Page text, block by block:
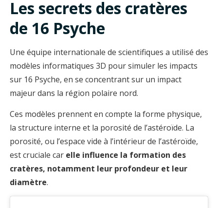
Les secrets des cratères
de 16 Psyche
Une équipe internationale de scientifiques a utilisé des
modèles informatiques 3D pour simuler les impacts
sur 16 Psyche, en se concentrant sur un impact
majeur dans la région polaire nord.
Ces modèles prennent en compte la forme physique,
la structure interne et la porosité de l’astéroïde. La
porosité, ou l’espace vide à l’intérieur de l’astéroïde,
est cruciale car elle influence la formation des
cratères, notamment leur profondeur et leur
diamètre.